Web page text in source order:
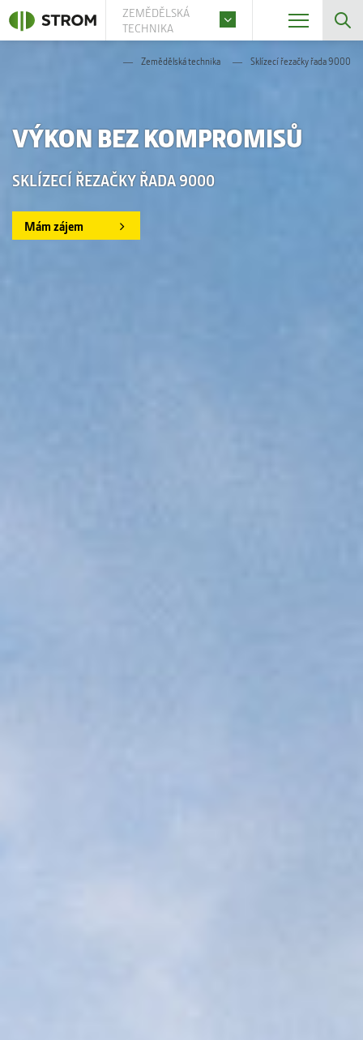
ZEMĚDĚLSKÁ
TECHNIKA
Zemědělská technika Sklízecí řezačky řada 9000
VÝKON BEZ KOMPROMISŮ
SKLÍZECÍ ŘEZAČKY ŘADA 9000
Mám zájem